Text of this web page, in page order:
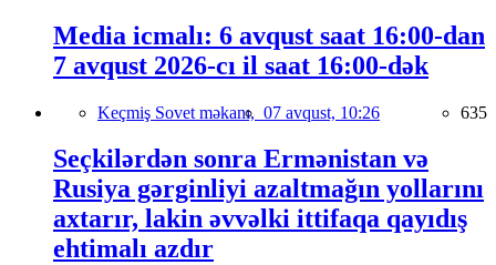
Media icmalı: 6 avqust saat 16:00-dan
7 avqust 2026-cı il saat 16:00-dək
Keçmiş Sovet məkanı, 07 avqust, 10:26 635
Seçkilərdən sonra Ermənistan və
Rusiya gərginliyi azaltmağın yollarını
axtarır, lakin əvvəlki ittifaqa qayıdış
ehtimalı azdır